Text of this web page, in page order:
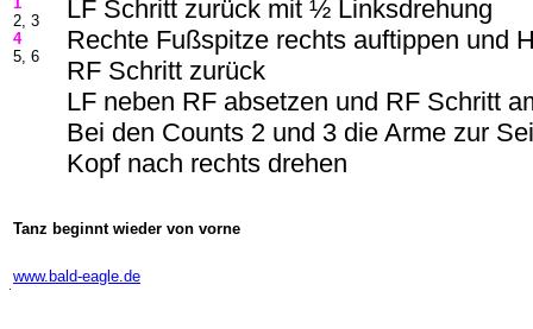
2, 3
4
5, 6
LF Schritt zurück mit ½ Linksdrehung
Rechte Fußspitze rechts auftippen und
RF Schritt zurück
LF neben RF absetzen und RF Schritt
Bei den Counts 2 und 3 die Arme zur
Kopf nach rechts drehen
Tanz beginnt wieder von vorne
www.bald-eagle.de